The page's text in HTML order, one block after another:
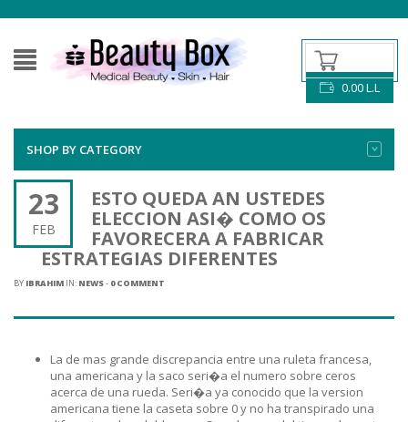
0.00L.L
SHOP BY CATEGORY
23
FEB
ESTO QUEDA AN USTEDES
ELECCION ASI� COMO OS
FAVORECERA A FABRICAR
ESTRATEGIAS DIFERENTES
BY IBRAHIM IN: NEWS- 0 COMMENT
La de mas grande discrepancia entre una ruleta francesa,
una americana y la saco seri�a el numero sobre ceros
acerca de una rueda. Seri�a ya conocido que la version
americana tiene la caseta sobre 0 y no ha transpirado una